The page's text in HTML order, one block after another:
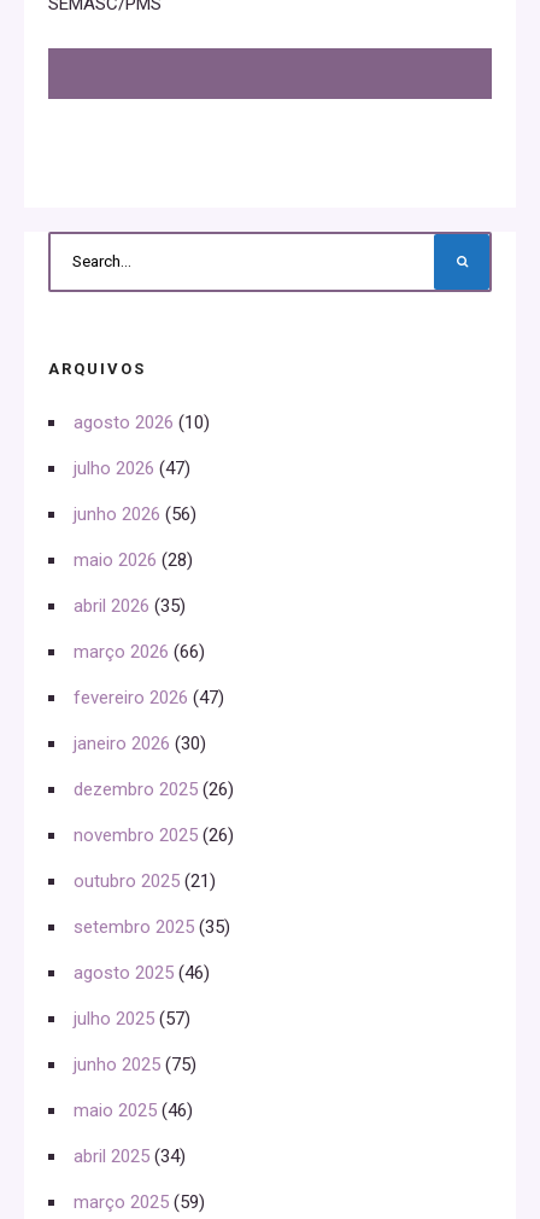
ARQUIVOS
agosto 2026 (10)
julho 2026 (47)
junho 2026 (56)
maio 2026 (28)
abril 2026 (35)
março 2026 (66)
fevereiro 2026 (47)
janeiro 2026 (30)
dezembro 2025 (26)
novembro 2025 (26)
outubro 2025 (21)
setembro 2025 (35)
agosto 2025 (46)
julho 2025 (57)
junho 2025 (75)
maio 2025 (46)
abril 2025 (34)
março 2025 (59)